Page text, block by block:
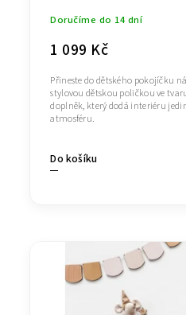
Doručíme do 14 dní
1 099 Kč
Do košíku
Přineste do dětského pokojíčku
stylovou dětskou poličkou ve
doplněk, který dodá interiéru
atmosféru.